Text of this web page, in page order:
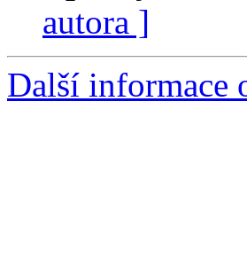
autora ]
Další informace